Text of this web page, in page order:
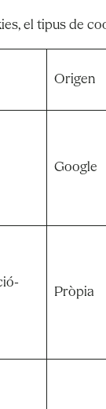
el tipus de
Origen
Google
Pròpia